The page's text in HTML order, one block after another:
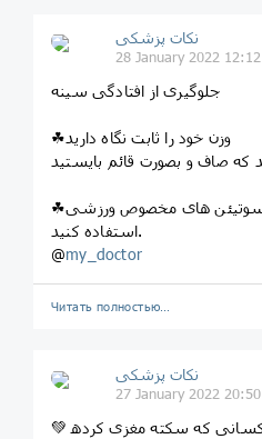
نکات پزشکی
28 January 2022 12:12
جلوگیری از افتادگی سینه
☘وزن خود را ثابت نگاه دارید
☘به هنگام ورزش حتماً از سوتیئن های مخصوص ورزشی
استفاده کنید.
@my_doctor
Читать полностью…
نکات پزشکی
27 January 2022 20:50
💚 کسانی که سکته مغزی کرده‎اند در غذای خود لوبیا را قرار